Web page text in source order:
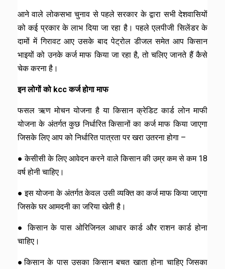
आने वाले लोकसभा चुनाव से पहले सरकार के द्वारा सभी देशवासियों
को कई प्रकार के लाभ दिया जा रहा है। पहले एलपीजी सिलेंडर के
दामों में गिरावट आए उसके बाद पेट्रोल डीजल समेत आप किसान
भाइयों को उनके कर्ज माफ किया जा रहा है, तो चलिए जानते हैं कैसे
चेक करना है।
इन लोगों को kcc कर्ज होगा माफ
फसल ऋण मोचन योजना है या किसान क्रेडिट कार्ड लोन माफी
योजना के अंतर्गत कुछ निर्धारित किसानों का कर्ज माफ किया जाएगा
जिसके लिए आप को निर्धारित पात्रता पर खरा उतरना होगा –
● केसीसी के लिए आवेदन करने वाले किसान की उम्र कम से कम 18
वर्ष होनी चाहिए।
● इस योजना के अंतर्गत केवल उसी व्यक्ति का कर्ज माफ किया जाएगा
जिसके घर आमदनी का जरिया खेती है।
● किसान के पास ओरिजिनल आधार कार्ड और राशन कार्ड होना
चाहिए।
●किसान के पास उसका किसान बचत खाता होना चाहिए जिसका